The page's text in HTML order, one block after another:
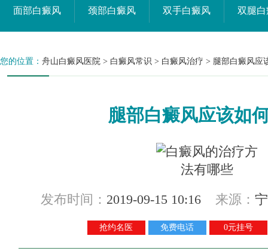
面部白癜风 颈部白癜风 双手白癜风 双腿
您的位置： 舟山白癜风医院 > 白癜风常识 > 白癜风治疗 > 腿部白癜风应
腿部白癜风应该如
发布时间： 2019-09-15 10:16 来源：
抢约名医 免费电话 0元挂号